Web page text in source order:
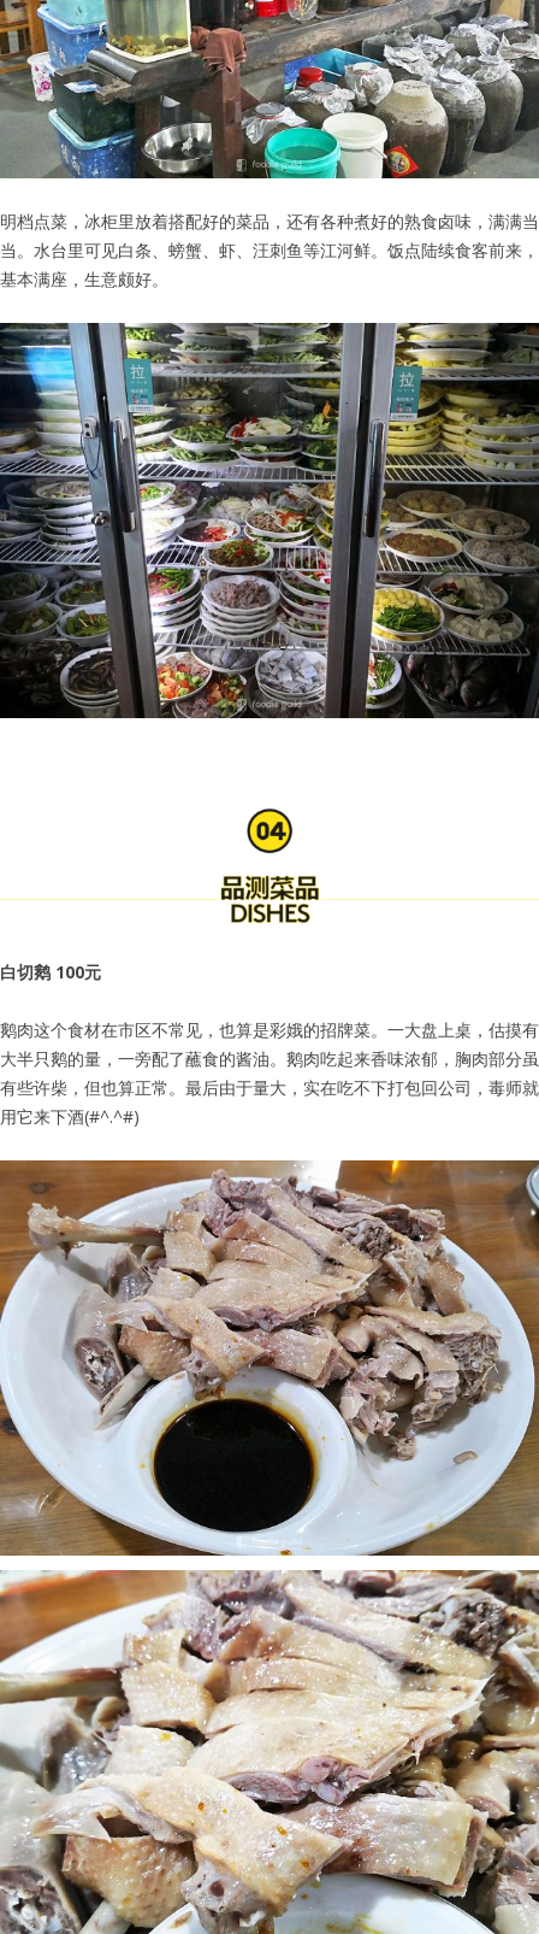
明档点菜，冰柜里放着搭配好的菜品，还有各种煮好的熟食卤味，满满当
当。水台里可见白条、螃蟹、虾、汪刺鱼等江河鲜。饭点陆续食客前来，
基本满座，生意颇好。
白切鹅 100元
鹅肉这个食材在市区不常见，也算是彩娥的招牌菜。一大盘上桌，估摸有
大半只鹅的量，一旁配了蘸食的酱油。鹅肉吃起来香味浓郁，胸肉部分虽
有些许柴，但也算正常。最后由于量大，实在吃不下打包回公司，毒师就
用它来下酒(#^.^#)